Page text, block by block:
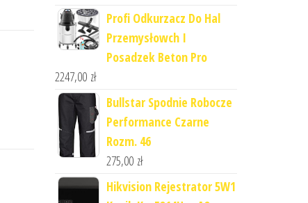
Profi Odkurzacz Do Hal
Przemysłowch I
Posadzek Beton Pro
2247,00 zł
Bullstar Spodnie Robocze
Performance Czarne
Rozm. 46
275,00 zł
Hikvision Rejestrator 5W1